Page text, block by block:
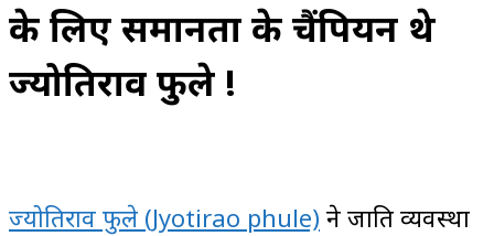
के लिए समानता के चैंपियन थे
ज्योतिराव फुले !
ज्योतिराव फुले (Jyotirao phule) ने जाति व्यवस्था